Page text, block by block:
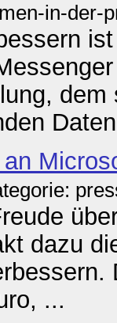
in-der-
dazu
...